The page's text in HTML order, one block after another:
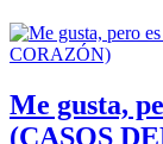
Me gusta,
(CASOS